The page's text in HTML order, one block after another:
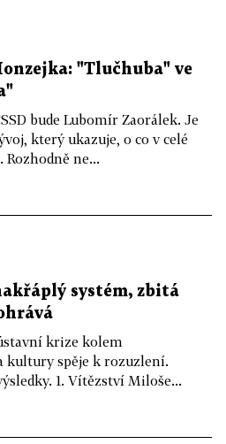
"Tlučhuba" ve
bude Lubomír Zaorálek. Je
který ukazuje, o co v celé
ne...
systém, zbitá
krize kolem
spěje k rozuzlení.
1. Vítězství Miloše...